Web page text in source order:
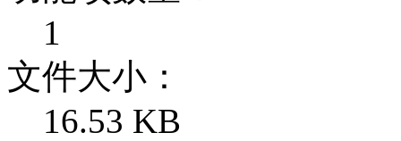
1
文件大小：
16.53 KB